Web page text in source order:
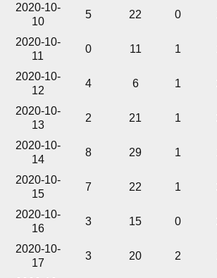
2020-10-
10
5 22 0
2020-10-
11
0 11 1
2020-10-
12
4 6 1
2020-10-
13
2 21 1
2020-10-
14
8 29 1
2020-10-
15
7 22 1
2020-10-
16
3 15 0
2020-10-
17
3 20 2